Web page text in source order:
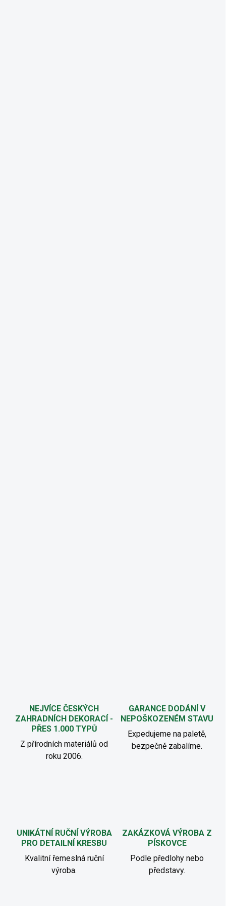
NEJVÍCE ČESKÝCH
ZAHRADNÍCH DEKORACÍ -
PŘES 1.000 TYPŮ
Z přírodních materiálů od
roku 2006.
GARANCE DODÁNÍ V
NEPOŠKOZENÉM STAVU
Expedujeme na paletě,
bezpečně zabalíme.
UNIKÁTNÍ RUČNÍ VÝROBA
PRO DETAILNÍ KRESBU
Kvalitní řemeslná ruční
výroba.
ZAKÁZKOVÁ VÝROBA Z
PÍSKOVCE
Podle předlohy nebo
představy.